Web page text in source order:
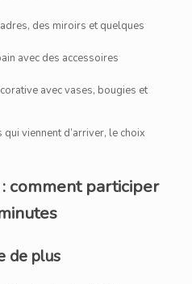
des miroirs et quelques
avec des accessoires
avec vases, bougies et
viennent d’arriver, le choix
comment participer
de plus